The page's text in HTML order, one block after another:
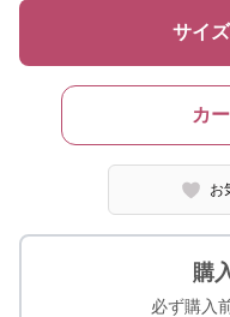
サイ
カ
お
購
必ず購入